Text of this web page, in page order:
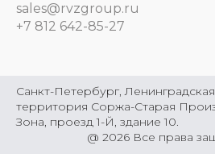
sales@rvzgroup.ru
+7 812 642-85-27
@ 2026 Все права
Санкт-Петербург,
территория Соржа-Старая
Зона, проезд 1-Й, здание 10.